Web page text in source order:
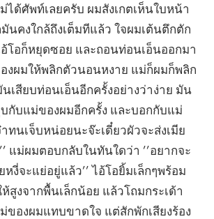
ได้ศัพท์เลยครับ ผมสังเกตเห็นใบหน้า
มันคงใกล้ถึงเต็มทีแล้ว ใจผมเต้นตึกตัก
โอก็หยุดซอย และถอนท่อนเอ็นออกมา
งผมให้พลิกตัวนอนหงาย แม่ก็ผมก็พลิก
เสียบท่อนเอ็นอีกครั้งอย่างว่าง่าย มัน
กับแม่ของผมอีกครั้ง และบอกกับแม่
าทนเจ็บหน่อยนะจ๊ะเดี๋ยวผัวจะส่งเมีย
แม่ผมตอบกลับในทันใดว่า ’’อยากจะ
งี่จะแย่อยู่แล้ว’’ ไอ้โอยิ้มเล็กๆพร้อม
สูงจากพื้นเล็กน้อย แล้วโถมกระเด้า
ของผมแทบขาดใจ แต่สักพักเสียงร้อง